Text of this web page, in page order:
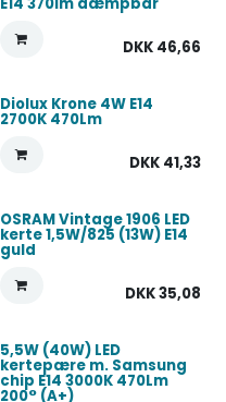
DKK 46,66
Diolux Krone 4W E14
2700K 470Lm
DKK 41,33
OSRAM Vintage 1906 LED
kerte 1,5W/825 (13W) E14
guld
DKK35,08
5,5W (40W) LED
kertepære m. Samsung
chip E14 3000K 470Lm
200° (A+)